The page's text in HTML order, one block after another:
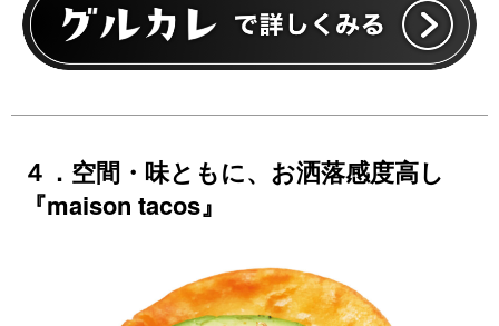
４．空間・味ともに、お洒落感度高し
『maison tacos』